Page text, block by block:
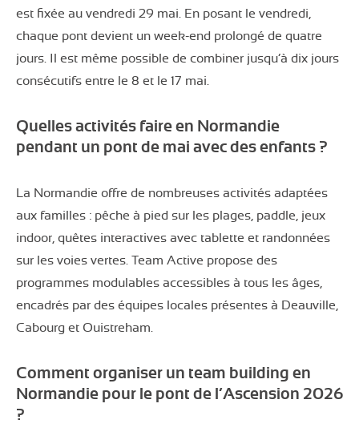
est fixée au vendredi 29 mai. En posant le vendredi,
chaque pont devient un week-end prolongé de quatre
jours. Il est même possible de combiner jusqu’à dix jours
consécutifs entre le 8 et le 17 mai.
Quelles activités faire en Normandie
pendant un pont de mai avec des enfants ?
La Normandie offre de nombreuses activités adaptées
aux familles : pêche à pied sur les plages, paddle, jeux
indoor, quêtes interactives avec tablette et randonnées
sur les voies vertes. Team Active propose des
programmes modulables accessibles à tous les âges,
encadrés par des équipes locales présentes à Deauville,
Cabourg et Ouistreham.
Comment organiser un team building en
Normandie pour le pont de l’Ascension 2026
?